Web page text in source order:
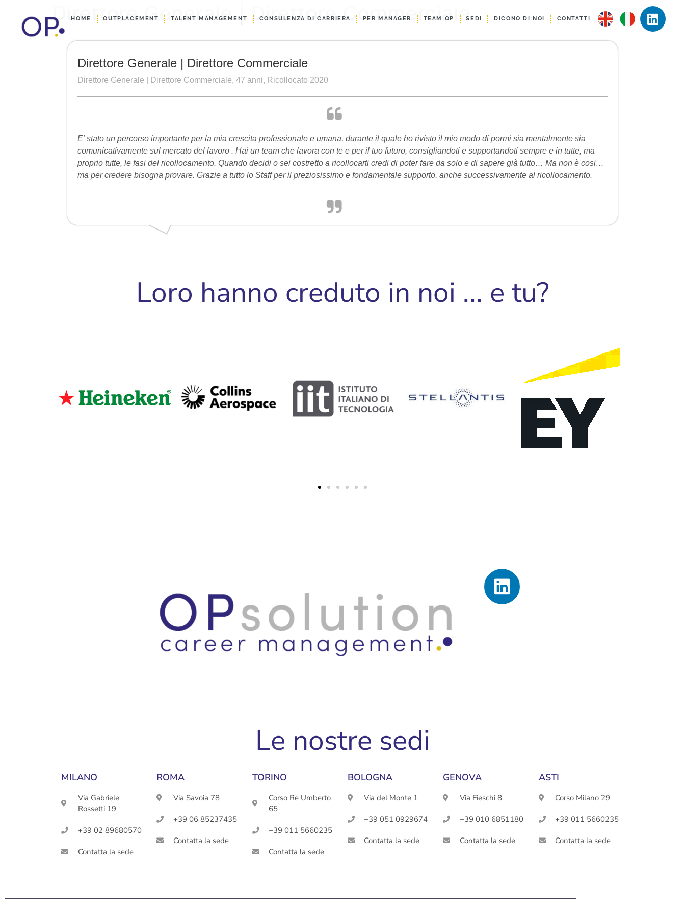
HOME OUTPLACEMENT TALENT MANAGEMENT CONSULENZA DI CARRIERA PER MANAGER TEAM OP SEDI DICONO DI NOI CONTATTI
Direttore Generale | Direttore Commerciale
Direttore Generale | Direttore Commerciale
Direttore Generale | Direttore Commerciale, 47 anni, Ricollocato 2020
E’ stato un percorso importante per la mia crescita professionale e umana, durante il quale ho rivisto il mio modo di pormi sia mentalmente sia
comunicativamente sul mercato del lavoro . Hai un team che lavora con te e per il tuo futuro, consigliandoti e supportandoti sempre e in tutte, ma
proprio tutte, le fasi del ricollocamento. Quando decidi o sei costretto a ricollocarti credi di poter fare da solo e di sapere già tutto… Ma non è cosi…
ma per credere bisogna provare. Grazie a tutto lo Staff per il preziosissimo e fondamentale supporto, anche successivamente al ricollocamento.
Loro hanno creduto in noi ... e tu?
Le nostre sedi
MILANO
Via Gabriele
Rossetti 19
+39 02 89680570
Contatta la sede
ROMA
Via Savoia 78
+39 06 85237435
Contatta la sede
TORINO
Corso Re Umberto
65
+39 011 5660235
Contatta la sede
BOLOGNA
Via del Monte 1
+39 051 0929674
Contatta la sede
GENOVA
Via Fieschi 8
+39 010 6851180
Contatta la sede
ASTI
Corso Milano 29
+39 011 5660235
Contatta la sede